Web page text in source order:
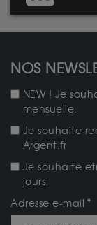
NOS
NEW ! Je
mensuelle.
Je souhaite
Argent.fr
Je souhaite
jours.
Adresse e-mail